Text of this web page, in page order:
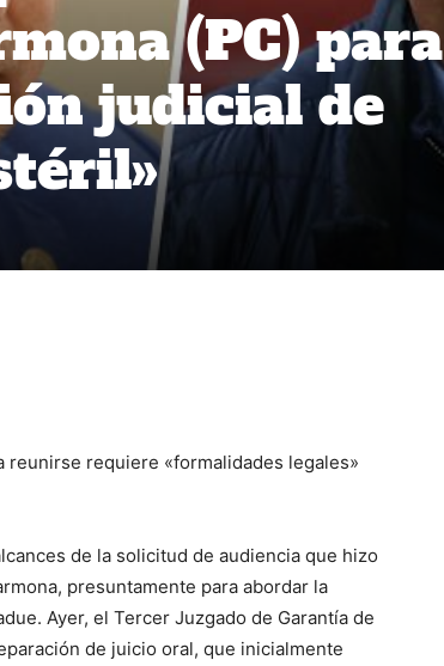
(PC) para
judicial de
reunirse requiere «formalidades legales»
de la solicitud de audiencia que hizo
presuntamente para abordar la
Ayer, el Tercer Juzgado de Garantía de
de juicio oral, que inicialmente